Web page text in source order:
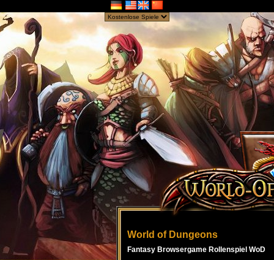
World of Dungeons
Fantasy Browsergame Rollenspiel WoD